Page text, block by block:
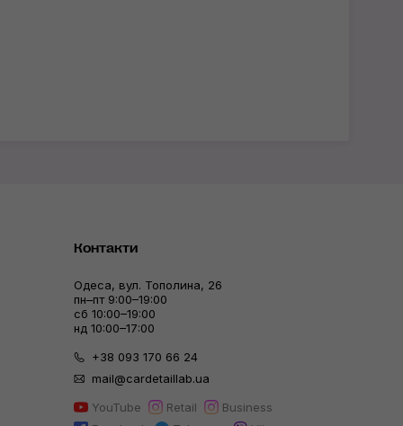
Контакти
Одеса, вул. Тополина, 26
пн–пт 9:00–19:00
сб 10:00–19:00
нд 10:00–17:00
+38 093 170 66 24
mail@cardetaillab.ua
YouTube
Retail
Business